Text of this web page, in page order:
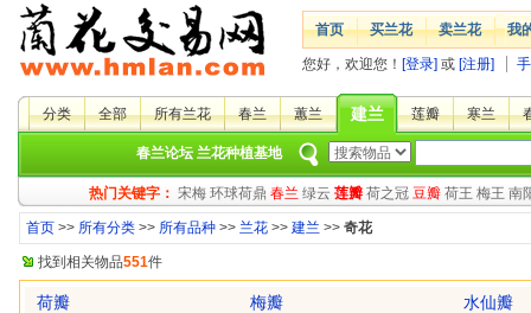
首页 买兰花 卖兰花 我
您好，欢迎您！ [登录] 或 [注册]
分类 全部 所有兰花 春兰 蕙兰 建兰 莲瓣 寒兰
春兰论坛 兰花种植基地
热门关键字： 宋梅 环球荷鼎 春兰 绿云 莲瓣 荷之冠 豆瓣 荷王 梅王 南
首页 >> 所有分类 >> 所有品种 >> 兰花 >> 建兰 >> 奇花
找到相关物品551件
荷瓣 梅瓣
水仙瓣